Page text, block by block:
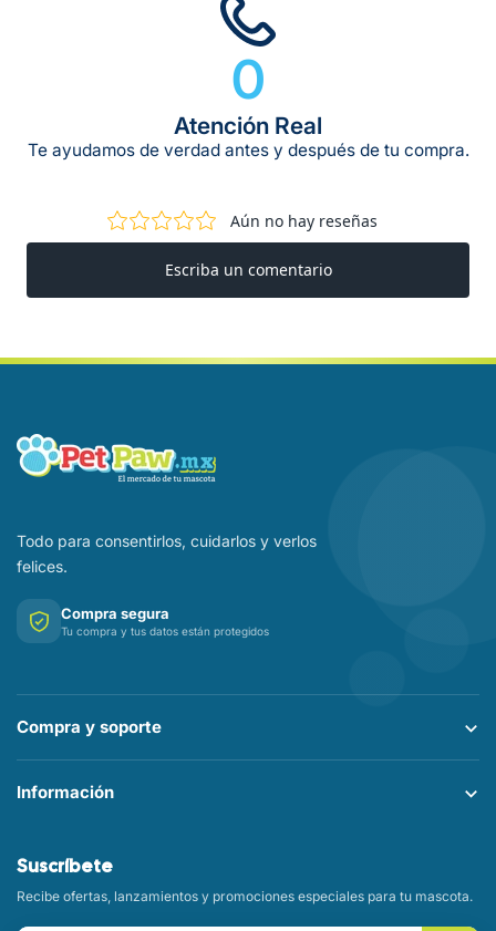
0
Atención Real
Te ayudamos de verdad antes y después de tu compra.
Todo para consentirlos, cuidarlos y verlos
felices.
Compra segura
Tu compra y tus datos están protegidos
Compra y soporte
Información
Suscríbete
Recibe ofertas, lanzamientos y promociones especiales para tu mascota.